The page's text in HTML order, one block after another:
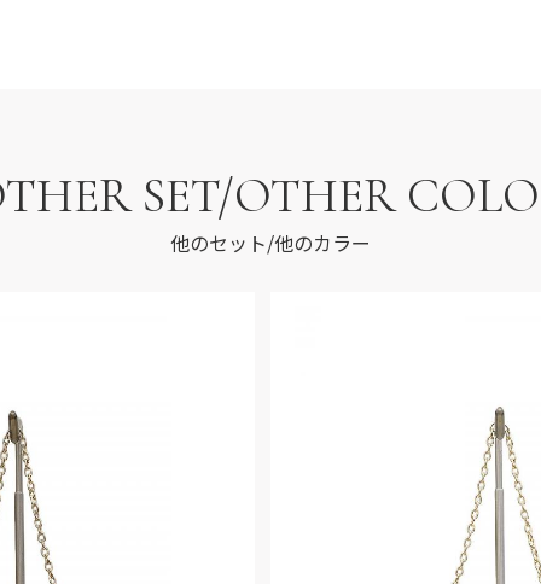
SET/OTHER
他のセット/他のカラー